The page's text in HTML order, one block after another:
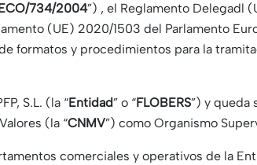
734/2004”) , el Reglamento Delegadl
(UE) 2020/1503 del Parlamento
formatos y procedimientos para la
S.L. (la “Entidad” o “FLOBERS”) y queda
(la “CNMV”) como Organismo
comerciales y operativos de la